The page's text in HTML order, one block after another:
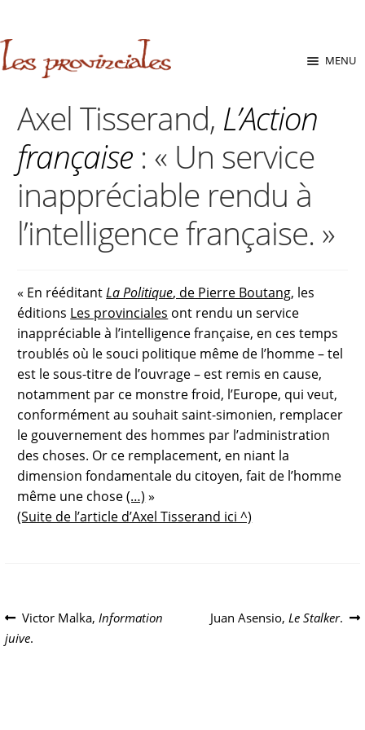
Aller
à
navigation
Aller
au
MENU
Axel Tisserand, L’Action
française : « Un service
inappréciable rendu à
l’intelligence française. »
« En rééditantLa Politique, de Pierre Boutang, les
éditions Les provinciales ont rendu un service
inappréciable à l’intelligence française, en ces temps
troublés où le souci politique même de l’homme – tel
est le sous-titre de l’ouvrage – est remis en cause,
notamment par ce monstre froid, l’Europe, qui veut,
conformément au souhait saint-simonien, remplacer
le gouvernement des hommes par l’administration
des choses. Or ce remplacement, en niant la
dimension fondamentale du citoyen, fait de l’homme
même une chose(…) »
(Suite de l’article d’Axel Tisserand ici ^)
Navigation
de
Article
précédent :
Victor Malka,Information
juive.
Article
Juan Asensio, Le Stalker.